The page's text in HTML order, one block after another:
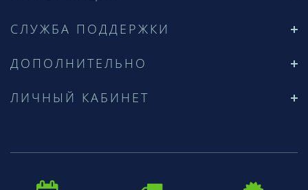
СЛУЖБА ПОДДЕРЖКИ
ДОПОЛНИТЕЛЬНО
ЛИЧНЫЙ КАБИНЕТ